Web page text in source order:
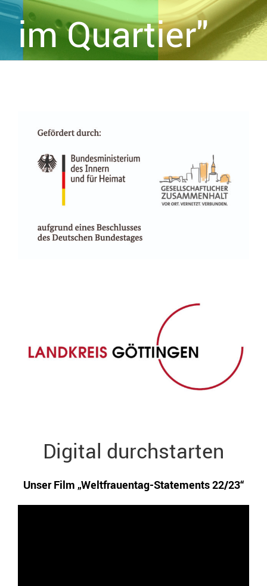
im Quartier"
Digital durchstarten
Unser Film „Weltfrauentag-Statements 22/23“